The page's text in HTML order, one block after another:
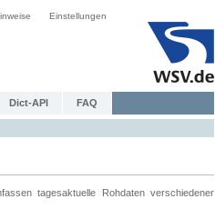
Einstellungen
Dict-API FAQ
tagesaktuelle Rohdaten verschiedener